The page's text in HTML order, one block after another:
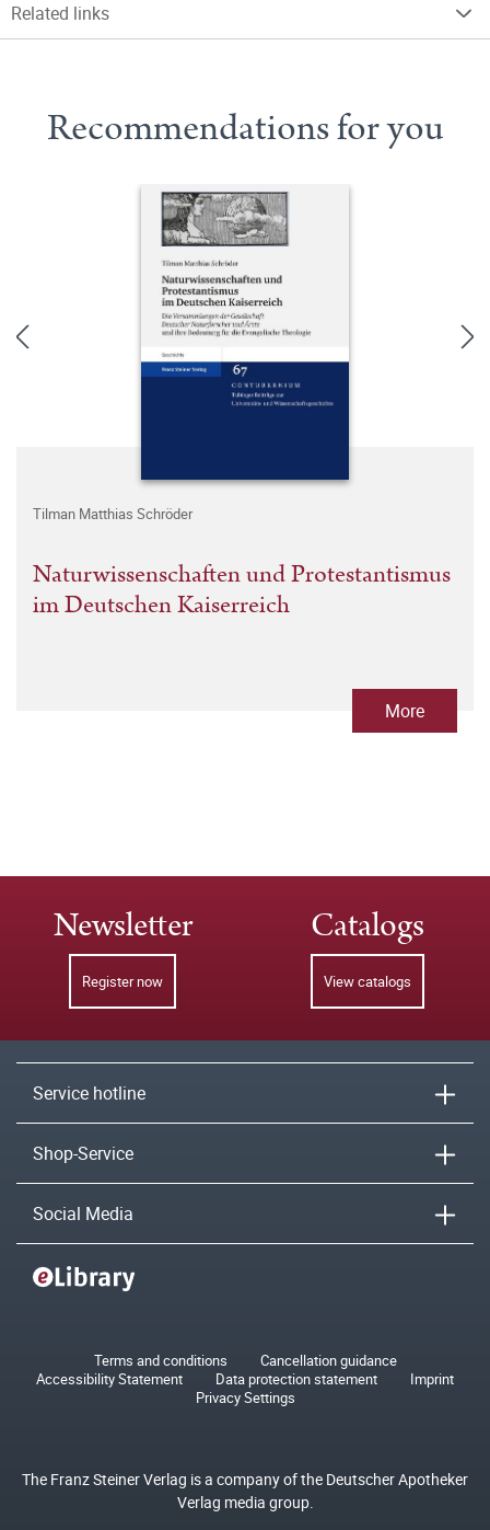
Related links
Recommendations for you
Tilman Matthias Schröder
Naturwissenschaften und Protestantismus
im Deutschen Kaiserreich
More
Newsletter
Register now
Catalogs
View catalogs
Service hotline
Shop-Service
Social Media
Terms and conditions
Cancellation guidance
Accessibility Statement
Data protection statement
Imprint
Privacy Settings
The Franz Steiner Verlag is a company of the Deutscher Apotheker
Verlag media group.